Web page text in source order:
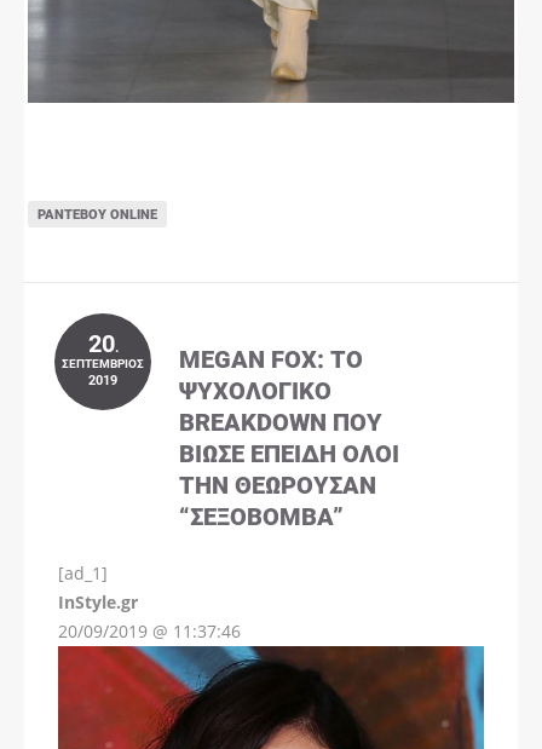
ΡΑΝΤΕΒΟΎ ONLINE
20.
ΣΕΠΤΈΜΒΡΙΟΣ
2019
MEGAN FOX: ΤΟ
ΨΥΧΟΛΟΓΙΚΌ
BREAKDOWN ΠΟΥ
ΒΊΩΣΕ ΕΠΕΙΔΉ ΌΛΟΙ
ΤΗΝ ΘΕΩΡΟΎΣΑΝ
“ΣΕΞΟΒΌΜΒΑ”
[ad_1]
InStyle.gr
20/09/2019 @ 11:37:46